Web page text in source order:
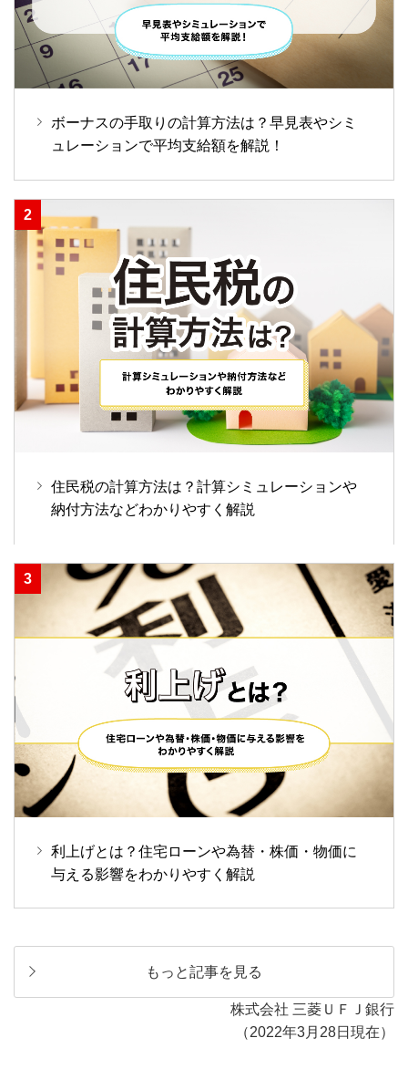
ボーナスの手取りの計算方法は？早見表やシミ
ュレーションで平均支給額を解説！
住民税の計算方法は？計算シミュレーションや
納付方法などわかりやすく解説
利上げとは？住宅ローンや為替・株価・物価に
与える影響をわかりやすく解説
もっと記事を見る
株式会社 三菱ＵＦＪ銀行
（2022年3月28日現在）